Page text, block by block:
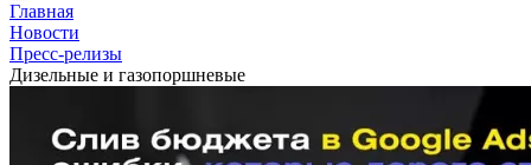
Главная
Новости
Пресс-релизы
Дизельные и газопоршневые